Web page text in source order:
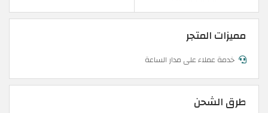
مميزات المتجر
خدمة عملاء على مدار الساعة
طرق الشحن